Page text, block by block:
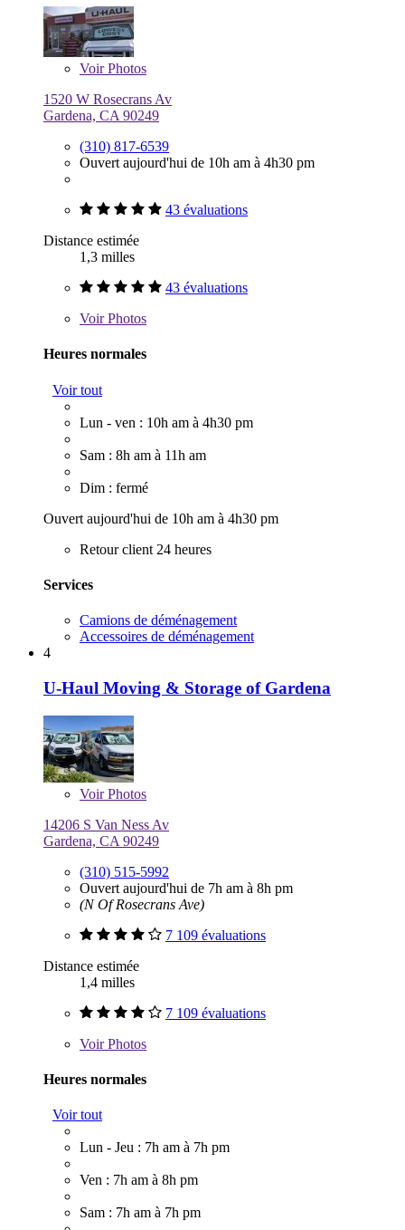
VoirPhotos
1520 W Rosecrans Av
Gardena, CA 90249
(310) 817-6539
Ouvert aujourd'hui de 10h am à 4h30 pm
43 évaluations
Distance estimée
1,3 milles
43 évaluations
VoirPhotos
Heures normales
Voir tout
Lun - ven : 10h am à 4h30 pm
Sam : 8h am à 11h am
Dim : fermé
Ouvert aujourd'hui de 10h am à 4h30 pm
Retour client 24 heures
Services
Camions de déménagement
Accessoires de déménagement
4
U-Haul Moving & Storage of Gardena
VoirPhotos
14206 S Van Ness Av
Gardena, CA 90249
(310) 515-5992
Ouvert aujourd'hui de 7h am à 8h pm
(N Of Rosecrans Ave)
7 109 évaluations
Distance estimée
1,4 milles
7 109 évaluations
VoirPhotos
Heures normales
Voir tout
Lun - Jeu : 7h am à 7h pm
Ven : 7h am à 8h pm
Sam : 7h am à 7h pm